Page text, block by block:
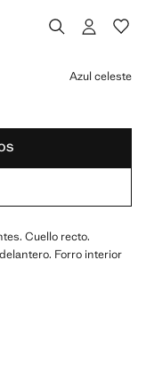
Azul celeste
Cuello recto.
Forro interior